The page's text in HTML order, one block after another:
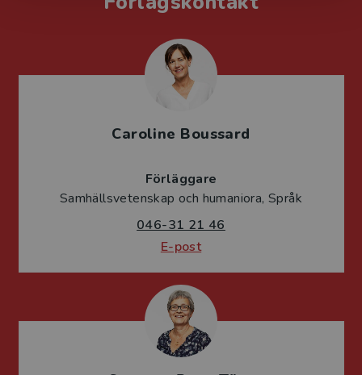
Caroline Boussard
Förläggare
Samhällsvetenskap och humaniora, Språk
046-31 21 46
E-post